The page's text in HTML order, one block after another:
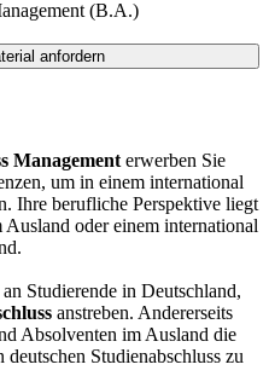
Management erwerben Sie
um in einem international
Ihre berufliche Perspektive liegt
oder einem international
Studierende in Deutschland,
anstreben. Andererseits
Absolventen im Ausland die
Studienabschluss zu